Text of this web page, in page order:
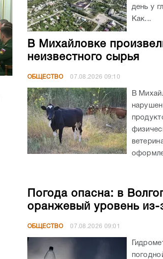
день у
Как...
В Михайловке
неизвестного сырья
ОБЩЕСТВО 07.08.2026 09:10
В
Погода опасна: в
оранжевый уровень
ОБЩЕСТВО 07.08.2026 09:01